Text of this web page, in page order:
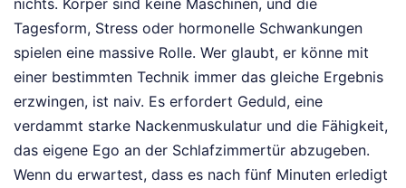
Tagesform, Stress oder hormonelle Schwankungen
spielen eine massive Rolle. Wer glaubt, er könne mit
einer bestimmten Technik immer das gleiche Ergebnis
erzwingen, ist naiv. Es erfordert Geduld, eine
verdammt starke Nackenmuskulatur und die Fähigkeit,
das eigene Ego an der Schlafzimmertür abzugeben.
Wenn du erwartest, dass es nach fünf Minuten erledigt